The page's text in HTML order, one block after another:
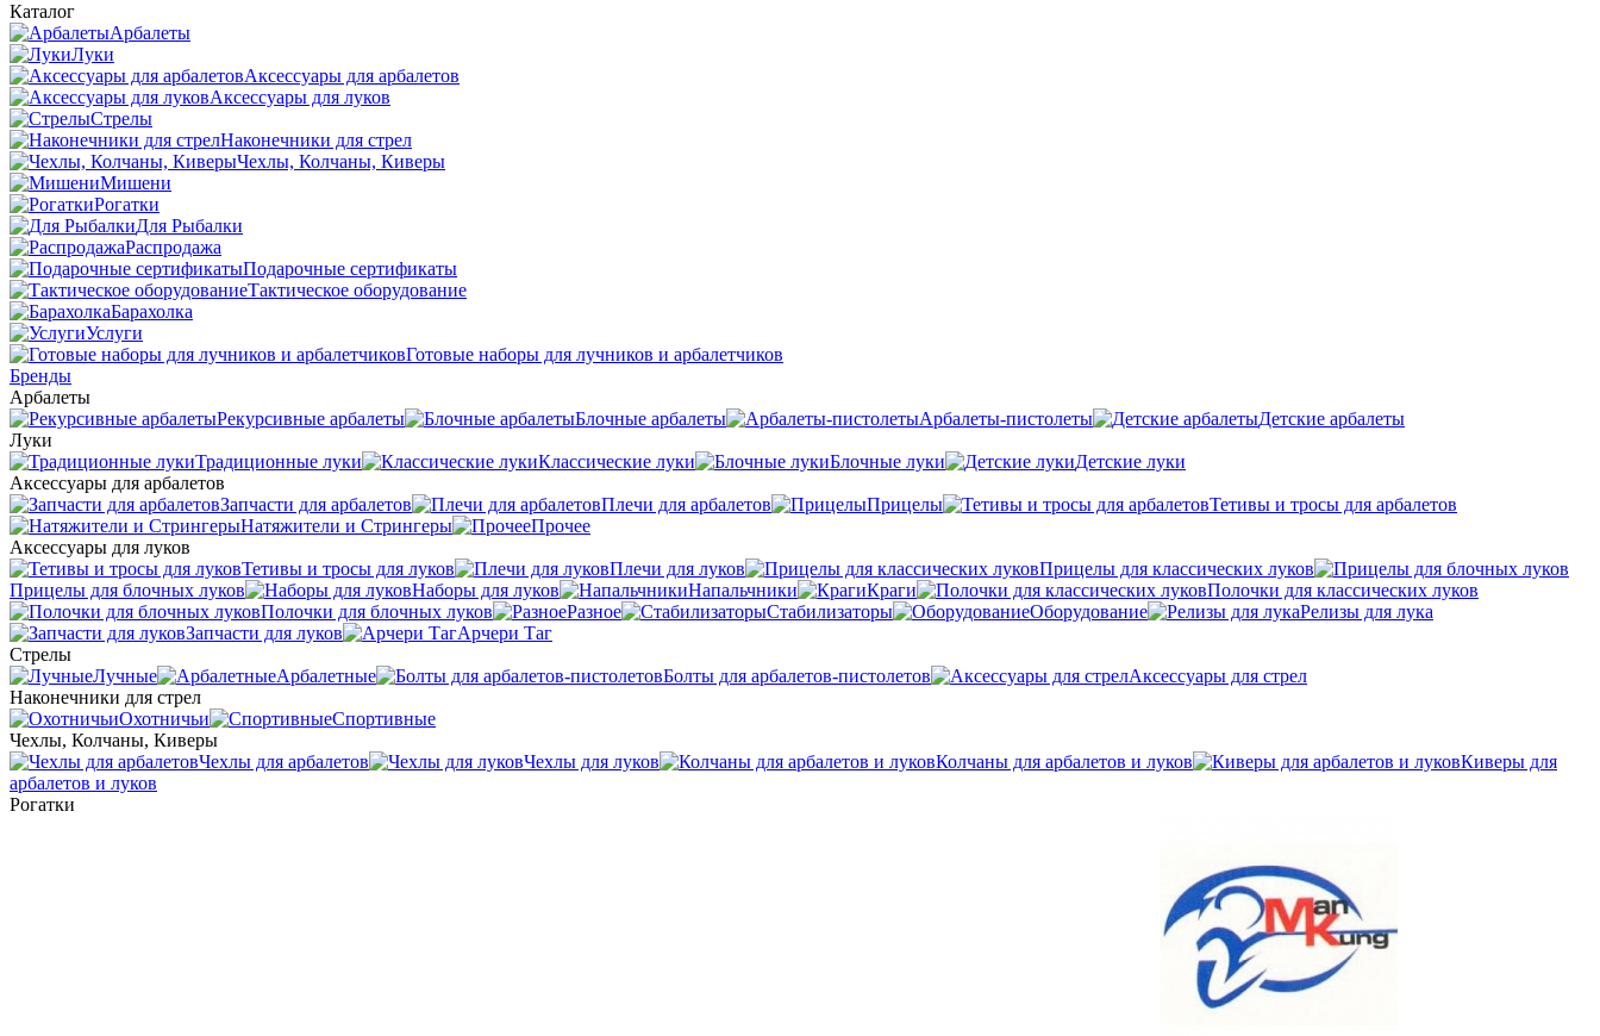
Каталог
Арбалеты
Луки
Аксессуары для арбалетов
Аксессуары для луков
Стрелы
Наконечники для стрел
Чехлы, Колчаны, Киверы
Мишени
Рогатки
Для Рыбалки
Распродажа
Подарочные сертификаты
Тактическое оборудование
Барахолка
Услуги
Готовые наборы для лучников и арбалетчиков
Бренды
Арбалеты
Рекурсивные арбалеты
Блочные арбалеты Арбалеты-пистолеты
Детские арбалеты
Луки
Традиционные луки
Классические луки Блочные луки
Детские луки
Аксессуары для арбалетов
Запчасти для арбалетов
Плечи для арбалетов Прицелы
Тетивы и тросы для арбалетов
Натяжители и Стрингеры
Прочее
Аксессуары для луков
Тетивы и тросы для луков
Плечи для луков
Прицелы для классических луков
Прицелы для блочных луков
Наборы для луков Напальчники Краги
Полочки для классических луков
Полочки для блочных луков
Разное Стабилизаторы Оборудование
Релизы для лука
Запчасти для луков
Арчери Таг
Стрелы
Лучные
Арбалетные Болты для арбалетов-пистолетов
Аксессуары для стрел
Наконечники для стрел
Охотничьи
Спортивные
Чехлы, Колчаны, Киверы
Чехлы для арбалетов
Чехлы для луков Колчаны для арбалетов и луков
Киверы для
арбалетов и луков
Рогатки